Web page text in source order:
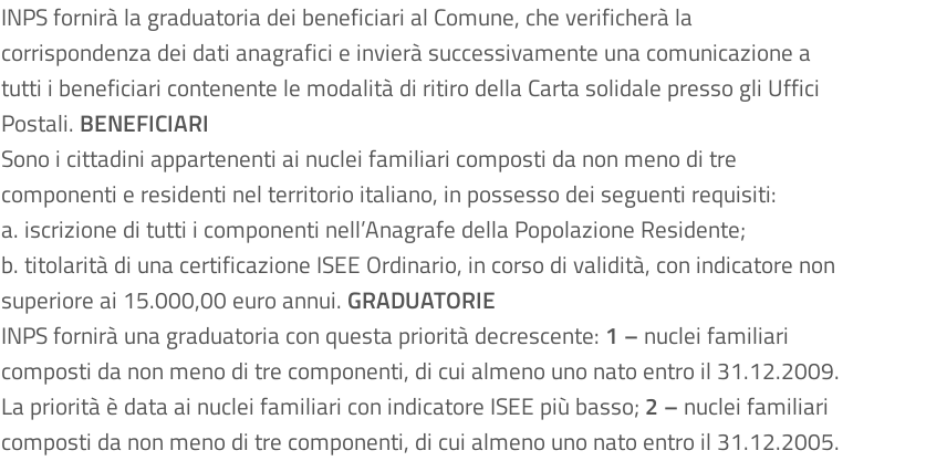
INPS fornirà la graduatoria dei beneficiari al Comune, che verificherà la
corrispondenza dei dati anagrafici e invierà successivamente una comunicazione a
tutti i beneficiari contenente le modalità di ritiro della Carta solidale presso gli Uffici
Postali. BENEFICIARI
Sono i cittadini appartenenti ai nuclei familiari composti da non meno di tre
componenti e residenti nel territorio italiano, in possesso dei seguenti requisiti:
a. iscrizione di tutti i componenti nell’Anagrafe della Popolazione Residente;
b. titolarità di una certificazione ISEE Ordinario, in corso di validità, con indicatore non
superiore ai 15.000,00 euro annui. GRADUATORIE
INPS fornirà una graduatoria con questa priorità decrescente: 1 – nuclei familiari
composti da non meno di tre componenti, di cui almeno uno nato entro il 31.12.2009.
La priorità è data ai nuclei familiari con indicatore ISEE più basso; 2 – nuclei familiari
composti da non meno di tre componenti, di cui almeno uno nato entro il 31.12.2005.